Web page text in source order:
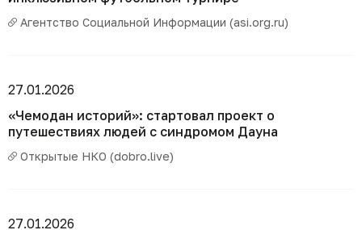
Агентство Социальной Информации (asi.org.ru)
«Чемодан историй»: стартовал проект о
путешествиях людей с синдромом Дауна
Открытые НКО (dobro.live)
27.01.2026
27.01.2026